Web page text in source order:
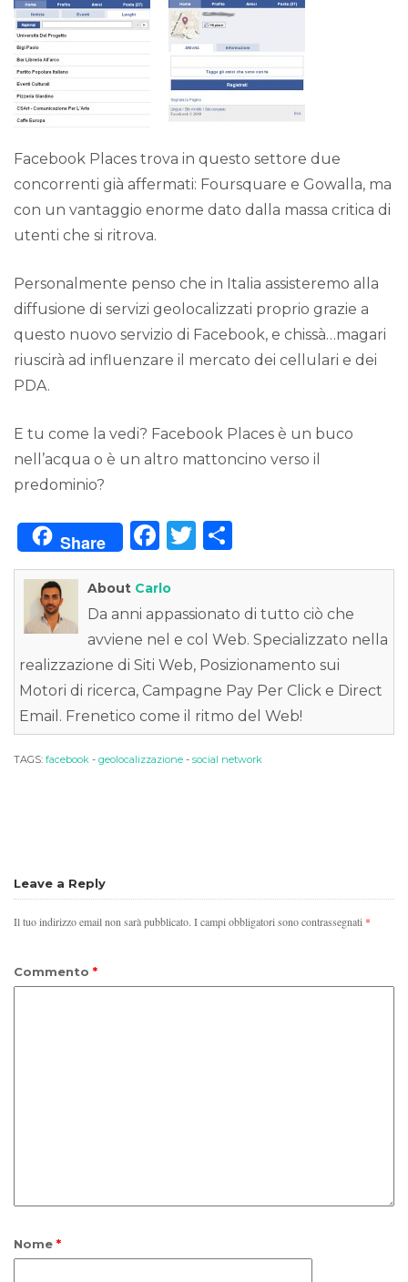
Facebook Places trova in questo settore due
concorrenti già affermati: Foursquare e Gowalla, ma
con un vantaggio enorme dato dalla massa critica di
utenti che si ritrova.
Personalmente penso che in Italia assisteremo alla
diffusione di servizi geolocalizzati proprio grazie a
questo nuovo servizio di Facebook, e chissà…magari
riuscirà ad influenzare il mercato dei cellulari e dei
PDA.
E tu come la vedi? Facebook Places è un buco
nell’acqua o è un altro mattoncino verso il
predominio?
Share
F
a
c
e
b
o
o
k
T
w
te
r
o
di
vi
di
About Carlo
Da anni appassionato di tutto ciò che
avviene nel e col Web. Specializzato nella
realizzazione di Siti Web, Posizionamento sui
Motori di ricerca, Campagne Pay Per Click e Direct
Email. Frenetico come il ritmo del Web!
TAGS: facebook - geolocalizzazione - social network
Leave a Reply
Il tuo indirizzo email non sarà pubblicato. I campi obbligatori sono contrassegnati *
Commento *
Nome *